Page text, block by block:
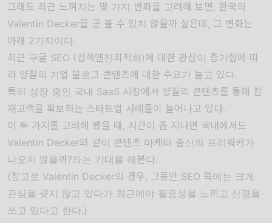
그래도 최근 느껴지는 몇 가지 변화를 고려해 보면, 한국의
Valentin Decker를 곧 볼 수 있지 않을까 싶은데, 그 변화는
아래 2가지이다.
최근 구글 SEO (검색엔진최적화)에 대한 관심이 증가함에 따
라 양질의 기업 블로그 콘텐츠에 대한 수요가 늘고 있다.
특히 성장 중인 국내 SaaS 시장에서 양질의 콘텐츠를 통해 잠
재고객을 확보하는 스타트업 사례들이 늘어나고 있다.
이 두 가지를 고려해 봤을 때, 시간이 좀 지나면 국내에서도
Valentin Decker와 같이 콘텐츠 마케터 출신의 프리워커가
나오지 않을까?라는 기대를 해본다.
(참고로 Valentin Decker의 경우, 그동안 SEO 쪽에는 크게
관심을 갖지 않고 있다가 최근에야 필요성을 느끼고 신경을
쓰고 있다고 한다.)